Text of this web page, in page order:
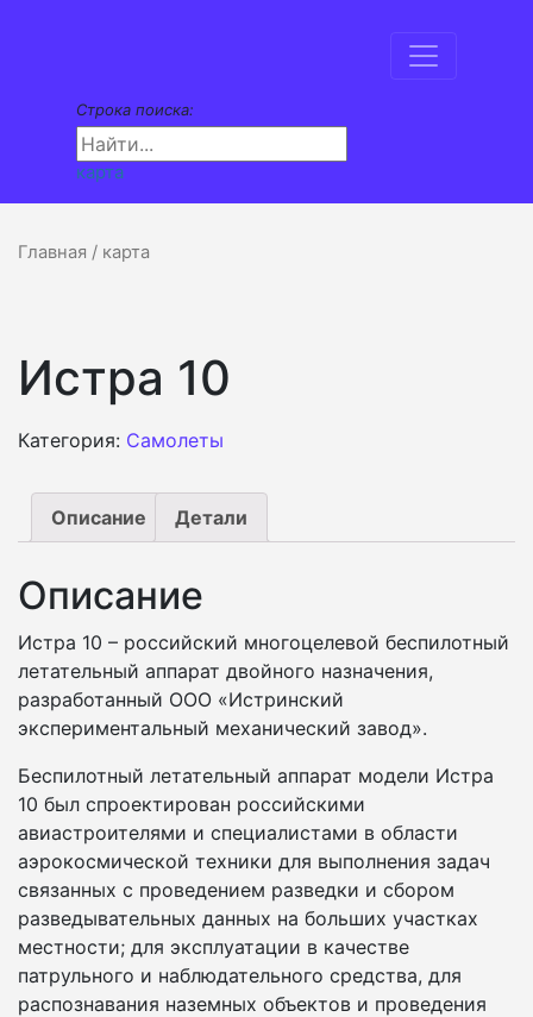
Строка поиска:
карта
Главная / карта
Истра 10
Категория: Самолеты
Описание Детали
Описание
Истра 10 – российский многоцелевой беспилотный
летательный аппарат двойного назначения,
разработанный ООО «Истринский
экспериментальный механический завод».
Беспилотный летательный аппарат модели Истра
10 был спроектирован российскими
авиастроителями и специалистами в области
аэрокосмической техники для выполнения задач
связанных с проведением разведки и сбором
разведывательных данных на больших участках
местности; для эксплуатации в качестве
патрульного и наблюдательного средства, для
распознавания наземных объектов и проведения